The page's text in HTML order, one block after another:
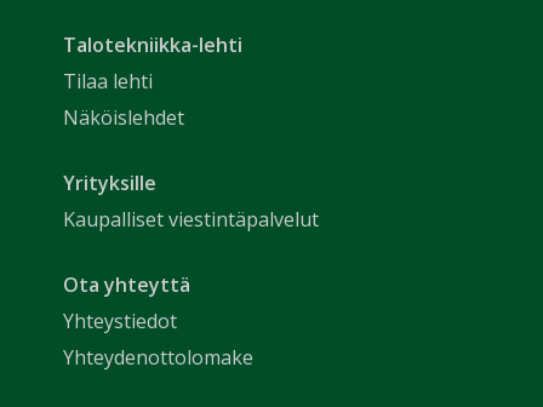
Talotekniikka-lehti
Tilaa lehti
Näköislehdet
Yrityksille
Kaupalliset viestintäpalvelut
Ota yhteyttä
Yhteystiedot
Yhteydenottolomake